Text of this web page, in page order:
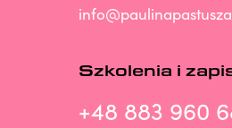
Szkolenia i
+48 883 960